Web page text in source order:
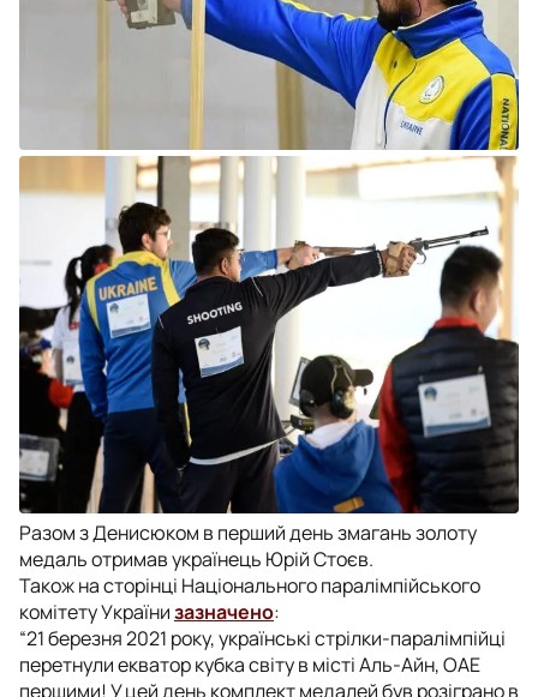
Разом з Денисюком в перший день змагань золоту
медаль отримав українець Юрій Стоєв.
Також на сторінці Національного паралімпійського
комітету Українизазначено:
“21 березня 2021 року, українські стрілки-паралімпійці
перетнули екватор кубка світу в місті Аль-Айн, ОАЕ
першими! У цей день комплект медалей був розіграно в